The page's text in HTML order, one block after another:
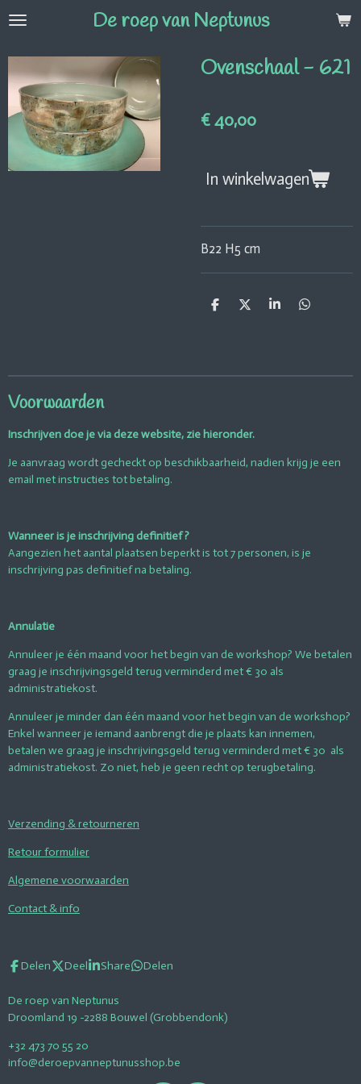
Ga
naar
de
hoofdinhoud
De roep van Neptunus
Ovenschaal - 621
€ 40,00
In winkelwagen
B22 H5 cm
D
D
S
D
Voorwaarden
Inschrijven doe je via deze website, zie hieronder.
Je aanvraag wordt gecheckt op beschikbaarheid, nadien krijg je een
email met instructies tot betaling.
Wanneer is je inschrijving definitief ?
Aangezien het aantal plaatsen beperkt is tot 7 personen, is je
inschrijving pas definitief na betaling.
Annulatie
Annuleer je één maand voor het begin van de workshop? We betalen
graag je inschrijvingsgeld terug verminderd met € 30 als
administratiekost.
Annuleer je minder dan één maand voor het begin van de workshop?
Enkel wanneer je iemand aanbrengt die je plaats kan innemen,
betalen we graag je inschrijvingsgeld terug verminderd met € 30 als
administratiekost. Zo niet, heb je geen recht op terugbetaling.
Verzending & retourneren
Retour formulier
Algemene voorwaarden
Contact & info
Delen Deel Share Delen
De roep van Neptunus
Droomland 19 -2288 Bouwel (Grobbendonk)
+32 473 70 55 20
info@deroepvanneptunusshop.be